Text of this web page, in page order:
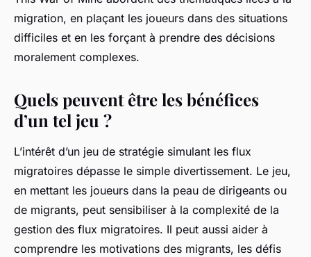
migration, en plaçant les joueurs dans des situations
difficiles et en les forçant à prendre des décisions
moralement complexes.
Quels peuvent être les bénéfices
d’un tel jeu ?
L’intérêt d’un jeu de stratégie simulant les flux
migratoires dépasse le simple divertissement. Le jeu,
en mettant les joueurs dans la peau de dirigeants ou
de migrants, peut sensibiliser à la complexité de la
gestion des flux migratoires. Il peut aussi aider à
comprendre les motivations des migrants, les défis